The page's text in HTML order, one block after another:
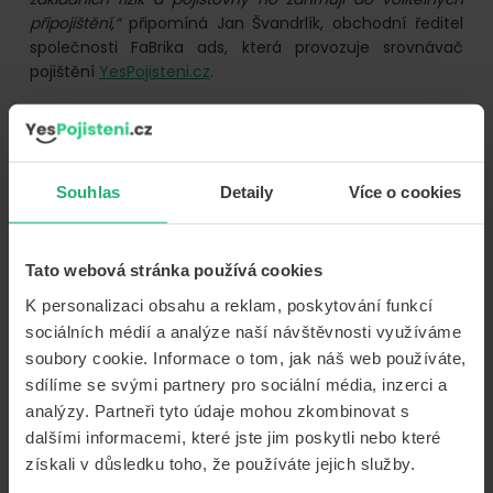
Souhlas Detaily Více o cookies
Tato webová stránka používá cookies
K personalizaci obsahu a reklam, poskytování funkcí
sociálních médií a analýze naší návštěvnosti využíváme
soubory cookie. Informace o tom, jak náš web používáte,
sdílíme se svými partnery pro sociální média, inzerci a
analýzy. Partneři tyto údaje mohou zkombinovat s
dalšími informacemi, které jste jim poskytli nebo které
získali v důsledku toho, že používáte jejich služby.
připojištění,“ připomíná Jan Švandrlík, obchodní ředitel
společnosti FaBrika ads, která provozuje srovnávač
pojištění YesPojisteni.cz.
Stručné AI shrnutí článku:
Odpověď:Povinnost začne platit od1. července 2026
Týká se to vozidel s nejvyšší povolenou hmotností
2,5 do 3,5 tuny , která jsou využívána promezinárodní
dopravunebo tzv. kabotážní jízdy v rámci Evropské
unie.
2. Jak vysoká pokuta hrozí dopravcům za chybný
nebo neověřený tachograf?